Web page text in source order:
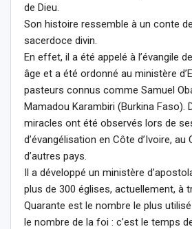
de Dieu.
Son histoire ressemble à un conte
sacerdoce divin.
En effet, il a été appelé à l’évangile
âge et a été ordonné au ministère
pasteurs connus comme Samuel
Mamadou Karambiri (Burkina Faso).
miracles ont été observés lors de
d’évangélisation en Côte d’Ivoire,
d’autres pays.
Il a développé un ministère
plus de 300 églises, actuellement, à
Quarante est le nombre le plus
le nombre de la foi : c’est le temps